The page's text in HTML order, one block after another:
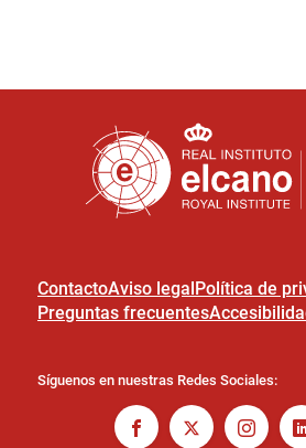
ContactoAviso legalPolítica de
Preguntas frecuentes
Síguenos en nuestras Redes Sociales: